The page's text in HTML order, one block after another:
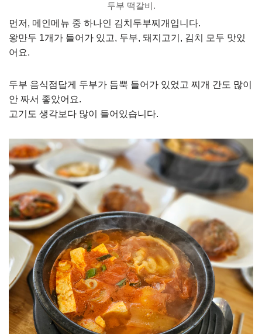
두부 떡갈비.
먼저, 메인메뉴 중 하나인 김치두부찌개입니다.
왕만두 1개가 들어가 있고, 두부, 돼지고기, 김치 모두 맛있
어요.
두부 음식점답게 두부가 듬뿍 들어가 있었고 찌개 간도 많이
안 짜서 좋았어요.
고기도 생각보다 많이 들어있습니다.